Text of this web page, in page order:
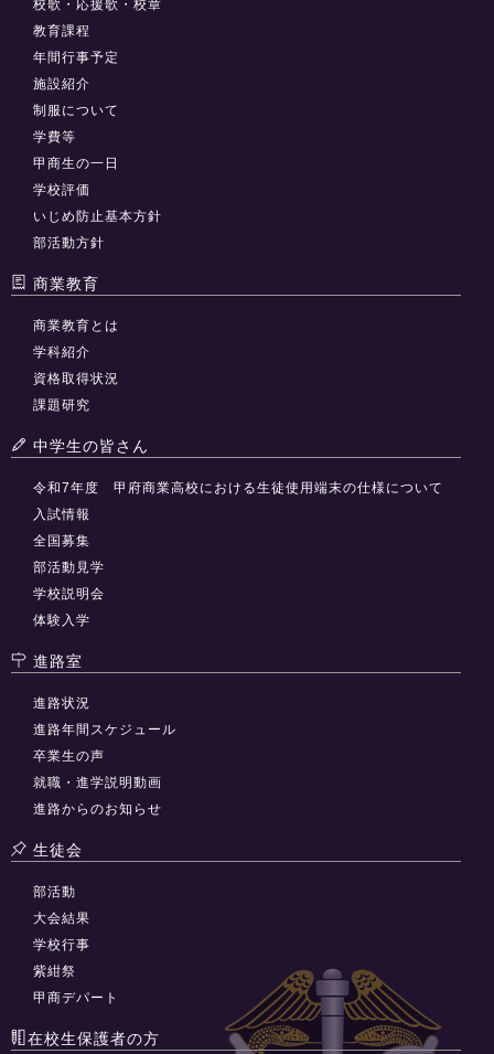
校歌・応援歌・校章
教育課程
年間行事予定
施設紹介
制服について
学費等
甲商生の一日
学校評価
いじめ防止基本方針
部活動方針
商業教育
商業教育とは
学科紹介
資格取得状況
課題研究
中学生の皆さん
令和7年度 甲府商業高校における生徒使用端末の仕様について
入試情報
全国募集
部活動見学
学校説明会
体験入学
進路室
進路状況
進路年間スケジュール
卒業生の声
就職・進学説明動画
進路からのお知らせ
生徒会
部活動
大会結果
学校行事
紫紺祭
甲商デパート
在校生保護者の方